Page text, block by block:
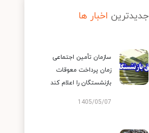
جدیدترین اخبار ها
سازمان تأمین اجتماعی
زمان پرداخت معوقات
بازنشستگان را اعلام کند
1405/05/07